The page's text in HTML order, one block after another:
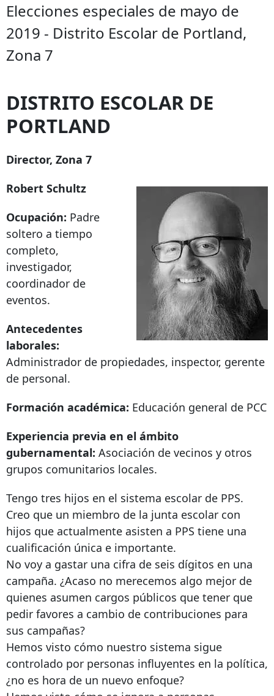
Elecciones especiales de mayo de
2019 - Distrito Escolar de Portland,
Zona 7
DISTRITO ESCOLAR DE
PORTLAND
Director, Zona 7
Robert Schultz
Ocupación: Padre
soltero a tiempo
completo,
investigador,
coordinador de
eventos.
Antecedentes
laborales:
Administrador de propiedades, inspector, gerente
de personal.
Formación académica: Educación general de PCC
Experiencia previa en el ámbito
gubernamental: Asociación de vecinos y otros
grupos comunitarios locales.
Tengo tres hijos en el sistema escolar de PPS.
Creo que un miembro de la junta escolar con
hijos que actualmente asisten a PPS tiene una
cualificación única e importante.
No voy a gastar una cifra de seis dígitos en una
campaña. ¿Acaso no merecemos algo mejor de
quienes asumen cargos públicos que tener que
pedir favores a cambio de contribuciones para
sus campañas?
Hemos visto cómo nuestro sistema sigue
controlado por personas influyentes en la política,
¿no es hora de un nuevo enfoque?